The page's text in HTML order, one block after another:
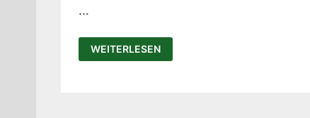
…
FREIBEIK:
BEWEGLICHES
SATTELGEKENK
WEITERLESEN